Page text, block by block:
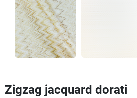
Zigzag jacquard dorati